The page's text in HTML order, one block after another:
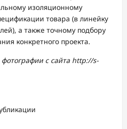
изоляционному
товара (в линейку
а также точному подбору
конкретного проекта.
с сайта http://s-